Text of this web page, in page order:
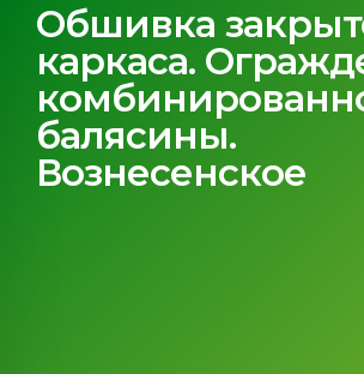
Обшивка
каркаса.
балясины.
Вознесенское